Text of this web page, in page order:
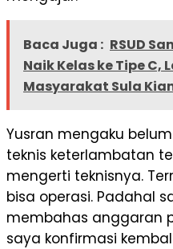
Baca Juga : RSUD
Naik Kelas ke Tipe C,
Masyarakat Sula
Yusran mengaku
teknis keterlambatan
mengerti teknisnya.
bisa operasi. Padahal
membahas anggaran
saya konfirmasi